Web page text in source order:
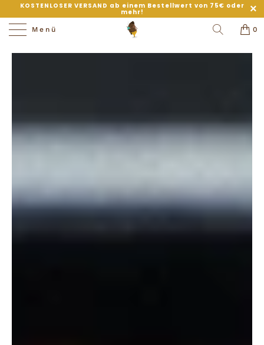
KOSTENLOSER VERSAND ab einem Bestellwert von 75€ oder
mehr!
Menü 0